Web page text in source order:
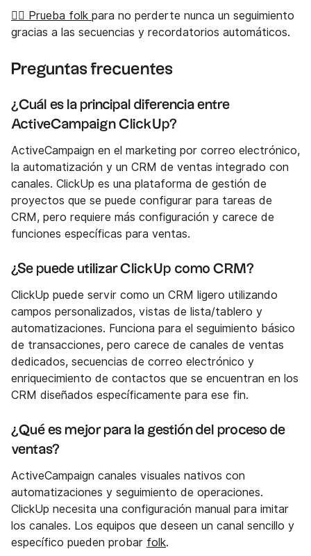
👉🏼 Prueba folk para no perderte nunca un seguimiento
gracias a las secuencias y recordatorios automáticos.
Preguntas frecuentes
¿Cuál es la principal diferencia entre
ActiveCampaign ClickUp?
ActiveCampaign en el marketing por correo electrónico,
la automatización y un CRM de ventas integrado con
canales. ClickUp es una plataforma de gestión de
proyectos que se puede configurar para tareas de
CRM, pero requiere más configuración y carece de
funciones específicas para ventas.
¿Se puede utilizar ClickUp como CRM?
ClickUp puede servir como un CRM ligero utilizando
campos personalizados, vistas de lista/tablero y
automatizaciones. Funciona para el seguimiento básico
de transacciones, pero carece de canales de ventas
dedicados, secuencias de correo electrónico y
enriquecimiento de contactos que se encuentran en los
CRM diseñados específicamente para ese fin.
¿Qué es mejor para la gestión del proceso de
ventas?
ActiveCampaign canales visuales nativos con
automatizaciones y seguimiento de operaciones.
ClickUp necesita una configuración manual para imitar
los canales. Los equipos que deseen un canal sencillo y
específico pueden probar folk.